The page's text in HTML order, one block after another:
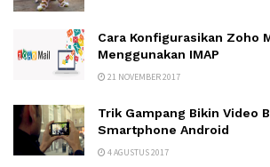
Cara Konfigurasikan Zoho
Menggunakan IMAP
21 NOVEMBER 2017
Trik Gampang Bikin Video
Smartphone Android
4 AGUSTUS 2017